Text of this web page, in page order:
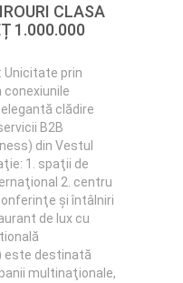
CLASA
1.000.000
Unicitate prin
clădire
B2B
din Vestul
1. spaţii de
2. centru
şi întâlniri
de lux cu
este destinată
multinaţionale,